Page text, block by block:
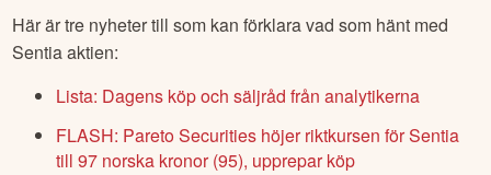
Här är tre nyheter till som kan förklara vad som hänt med
Sentiaaktien:
Lista: Dagens köp och säljråd från analytikerna
FLASH: Pareto Securities höjer riktkursen för Sentia
till 97 norska kronor (95), upprepar köp